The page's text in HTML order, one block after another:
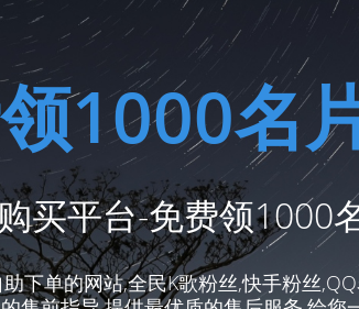
1000名
买平台-免费领1000
下单的网站,全民K歌粉丝,快手粉丝